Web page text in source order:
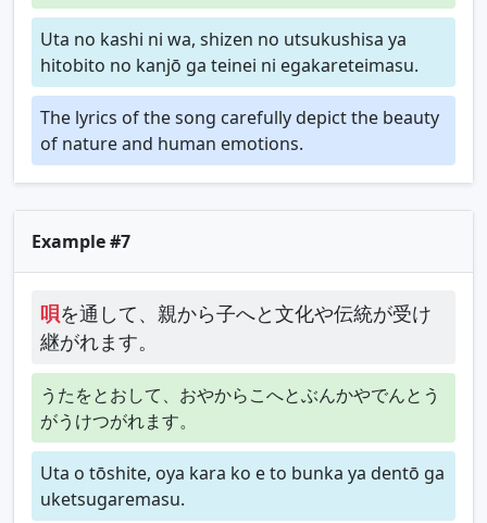
Uta no kashi ni wa, shizen no utsukushisa ya
hitobito no kanjō ga teinei ni egakareteimasu.
The lyrics of the song carefully depict the beauty
of nature and human emotions.
Example #7
唄を通して、親から子へと文化や伝統が受け
継がれます。
うたをとおして、おやからこへとぶんかやでんとう
がうけつがれます。
Uta o tōshite, oya kara ko e to bunka ya dentō ga
uketsugaremasu.